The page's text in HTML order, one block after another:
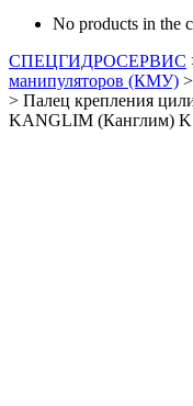
No products in the
СПЕЦГИДРОСЕРВИС
манипуляторов (КМУ) >
> Палец крепления
KANGLIM (Канглим)